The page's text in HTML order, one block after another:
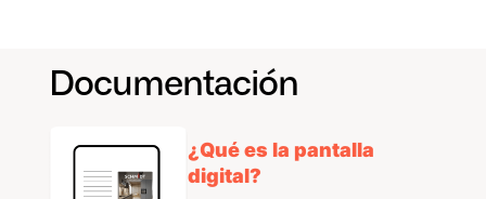
Documentación
¿Qué es la pantalla
digital?